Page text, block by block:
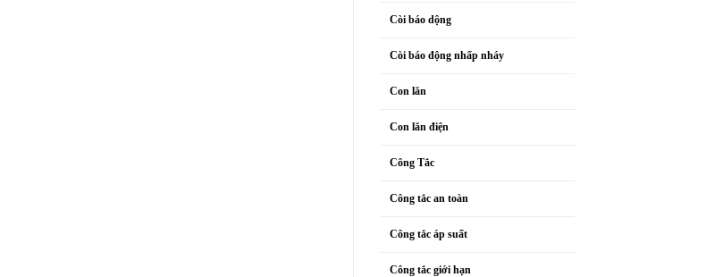
Còi báo dộng
Còi báo động nhấp nháy
Con lăn
Con lăn điện
Công Tắc
Công tắc an toàn
Công tắc áp suất
Công tắc giới hạn